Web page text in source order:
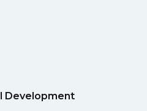
Development